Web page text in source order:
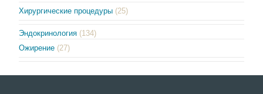
Хирургические процедуры (25)
Эндокринология (134)
Ожирение (27)